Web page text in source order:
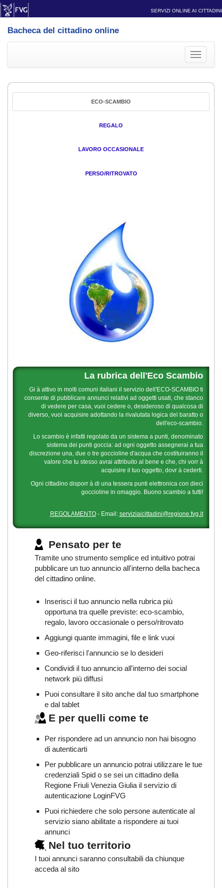
SERVIZI ONLINE AI CITTADINI
Bacheca del cittadino online
Toggle
ECO-SCAMBIO
REGALO
LAVORO OCCASIONALE
PERSO/RITROVATO
La rubrica dell'Eco Scambio
Gi à attivo in molti comuni italiani il servizio dell'ECO-SCAMBIO ti
consente di pubblicare annunci relativi ad oggetti usati, che stanco
di vedere per casa, vuoi cedere o, desideroso di qualcosa di
diverso, vuoi acquisire adottando la rivalutata logica del baratto o
dell'eco-scambio.
Lo scambio è infatti regolato da un sistema a punti, denominato
sistema dei punti goccia: ad ogni oggetto assegnerai a tua
discrezione una, due o tre goccioline d'acqua che costituiranno il
valore che tu stesso avrai attribuito al bene e che, chi vorr à
acquisire il tuo oggetto, dovr à cederti.
Ogni cittadino disporr à di una tessera punti elettronica con dieci
goccioline in omaggio. Buono scambio a tutti!
REGOLAMENTO- Email: serviziaicittadini@regione.fvg.it
Pensato per te
Tramite uno strumento semplice ed intuitivo potrai
pubblicare un tuo annuncio all'interno della bacheca
del cittadino online.
Inserisci il tuo annuncio nella rubrica più
opportuna tra quelle previste: eco-scambio,
regalo, lavoro occasionale o perso/ritrovato
Aggiungi quante immagini, file e link vuoi
Geo-riferisci l'annuncio se lo desideri
Condividi il tuo annuncio all'interno dei social
network più diffusi
Puoi consultare il sito anche dal tuo smartphone
e dal tablet
E per quelli come te
Per rispondere ad un annuncio non hai bisogno
di autenticarti
Per pubblicare un annuncio potrai utilizzare le tue
credenziali Spid o se sei un cittadino della
Regione Friuli Venezia Giulia il servizio di
autenticazione LoginFVG
Puoi richiedere che solo persone autenticate al
servizio siano abilitate a rispondere ai tuoi
annunci
Nel tuo territorio
I tuoi annunci saranno consultabili da chiunque
acceda al sito